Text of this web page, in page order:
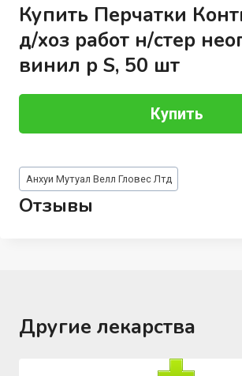
Купить Перчатки
д/хоз работ н/стер
винил р S, 50 шт
Купить
Метки
записи:
Анхуи Мутуал Велл Гловес Лтд
Отзывы
Другие лекарства